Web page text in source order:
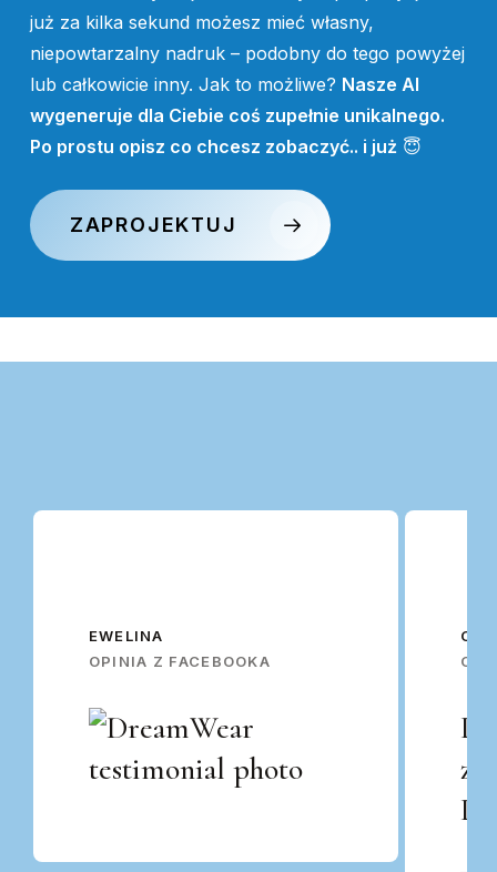
już za kilka sekund możesz mieć własny,
niepowtarzalny nadruk – podobny do tego powyżej
lub całkowicie inny. Jak to możliwe? Nasze AI
wygeneruje dla Ciebie coś zupełnie unikalnego.
Po prostu opisz co chcesz zobaczyć.. i już😇
ZAPROJEKTUJ
EWELINA
OPINIA Z FACEBOOKA